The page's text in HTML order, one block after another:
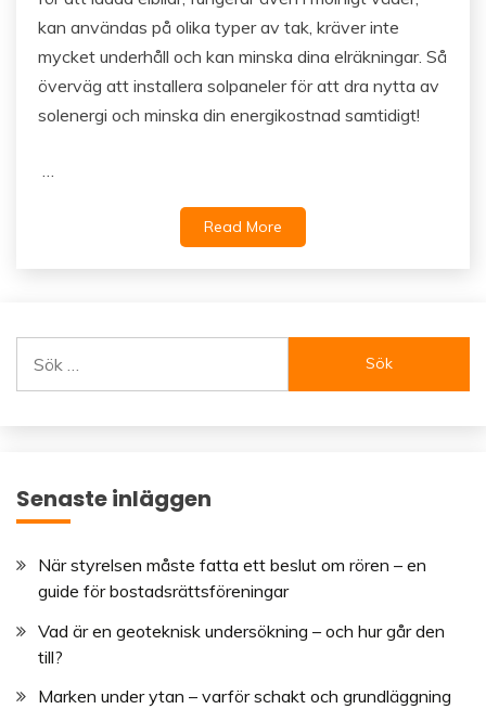
kan användas på olika typer av tak, kräver inte
mycket underhåll och kan minska dina elräkningar. Så
överväg att installera solpaneler för att dra nytta av
solenergi och minska din energikostnad samtidigt!
Read More
efter:
Senaste inläggen
När styrelsen måste fatta ett beslut om rören – en
guide för bostadsrättsföreningar
Vad är en geoteknisk undersökning – och hur går den
till?
Marken under ytan – varför schakt och grundläggning